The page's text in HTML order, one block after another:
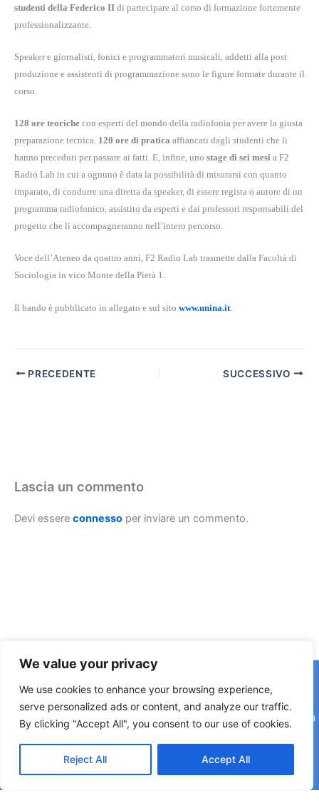
We value your privacy
We use cookies to enhance your browsing experience,
serve personalized ads or content, and analyze our traffic.
By clicking "Accept All", you consent to our use of cookies.
Reject All Accept All
studenti della Federico II di partecipare al corso di formazione fortemente
professionalizzante.
Speaker e giornalisti, fonici e programmatori musicali, addetti alla post
produzione e assistenti di programmazione sono le figure formate durante il
corso.
128 ore teoriche con esperti del mondo della radiofonia per avere la giusta
preparazione tecnica. 120 ore di pratica affiancati dagli studenti che li
hanno preceduti per passare ai fatti. E, infine, uno stage di sei mesi a F2
Radio Lab in cui a ognuno è data la possibilità di misurarsi con quanto
imparato, di condurre una diretta da speaker, di essere regista o autore di un
programma radiofonico, assistito da esperti e dai professori responsabili del
progetto che li accompagneranno nell’intero percorso.
Voce dell’Ateneo da quattro anni, F2 Radio Lab trasmette dalla Facoltà di
Sociologia in vico Monte della Pietà 1.
Il bando è pubblicato in allegato e sul sito www.unina.it
PRECEDENTE SUCCESSIVO
Lascia un commento
Devi essere connesso per inviare un commento.
Copyright © 2026 © F2 Radio Lab - Università degli Studi di
Napoli Federico II è una testata registrata presso il Tribunale di
Napoli. Aut. n.58 30-06-2006 Licenza SIAE n. 508/I/639 Società